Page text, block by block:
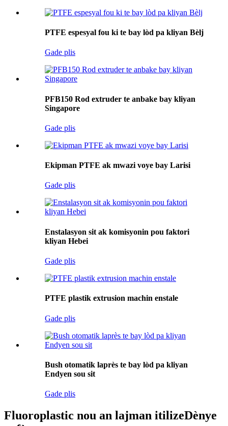
PTFE espesyal fou ki te bay lòd pa kliyan Bèlj
Gade plis
PFB150 Rod extruder te anbake bay kliyan
Singapore
Gade plis
Ekipman PTFE ak mwazi voye bay Larisi
Gade plis
Enstalasyon sit ak komisyonin pou faktori
kliyan Hebei
Gade plis
PTFE plastik extrusion machin enstale
Gade plis
Bush otomatik laprès te bay lòd pa kliyan
Endyen sou sit
Gade plis
Fluoroplastic nou an lajman itilizeDènye